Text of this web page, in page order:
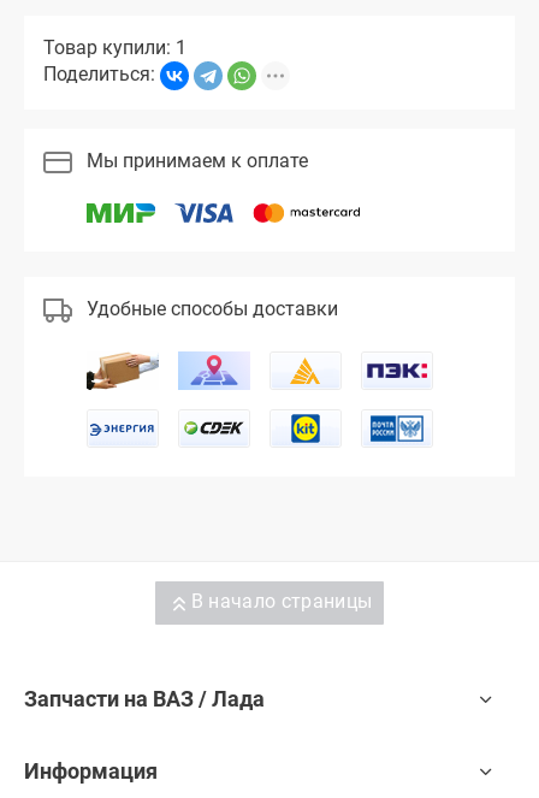
Товар купили: 1
Поделиться:
Мы принимаем к оплате
Удобные способы доставки
В начало страницы
Запчасти на ВАЗ / Лада
Информация